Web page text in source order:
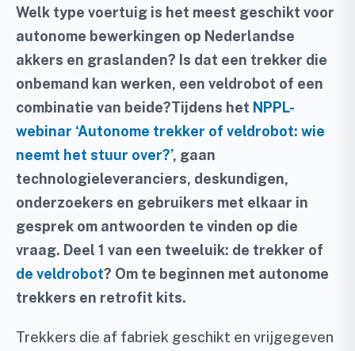
Welk type voertuig is het meest geschikt voor
autonome bewerkingen op Nederlandse
akkers en graslanden? Is dat een trekker die
onbemand kan werken, een veldrobot of een
combinatie van beide?Tijdens het NPPL-
webinar ‘Autonome trekker of veldrobot: wie
neemt het stuur over?’, gaan
technologieleveranciers, deskundigen,
onderzoekers en gebruikers met elkaar in
gesprek om antwoorden te vinden op die
vraag. Deel 1 van een tweeluik: de trekker of
de veldrobot? Om te beginnen met autonome
trekkers en retrofit kits.
Trekkers die af fabriek geschikt en vrijgegeven